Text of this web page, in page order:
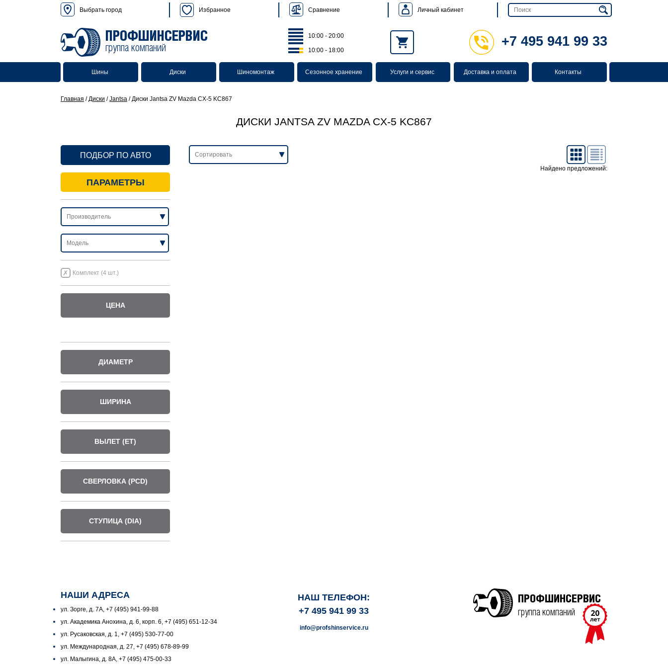
Выбрать город Избранное Сравнение Личный кабинет
ПРОФШИНСЕРВИС
группа компаний
10:00 - 20:00
10:00 - 18:00
+7 495 941 99 33
Шины Диски Шиномонтаж Сезонное хранение Услуги и сервис Доставка и оплата Контакты
Главная /Диски /Jantsa /Диски Jantsa ZV Mazda CX-5 KC867
ДИСКИ JANTSA ZV MAZDA CX-5 KC867
ПОДБОР ПО АВТО
ПАРАМЕТРЫ
Комплект (4 шт.)
ЦЕНА
ДИАМЕТР
ШИРИНА
ВЫЛЕТ (ET)
СВЕРЛОВКА (PCD)
СТУПИЦА (DIA)
Найдено предложений:
НАШИ АДРЕСА
ул. Зорге, д. 7А, +7 (495) 941-99-88
ул. Академика Анохина, д. 6, корп. 6, +7 (495) 651-12-34
ул. Русаковская, д. 1, +7 (495) 530-77-00
ул. Международная, д. 27, +7 (495) 678-89-99
ул. Малыгина, д. 8А, +7 (495) 475-00-33
НАШ ТЕЛЕФОН:
+7 495 941 99 33
info@profshinservice.ru
ПРОФШИНСЕРВИС
группа компаний